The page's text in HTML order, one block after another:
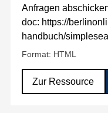
Anfragen
doc: https://
handbuch/
Format: HTML
Zur Ressource